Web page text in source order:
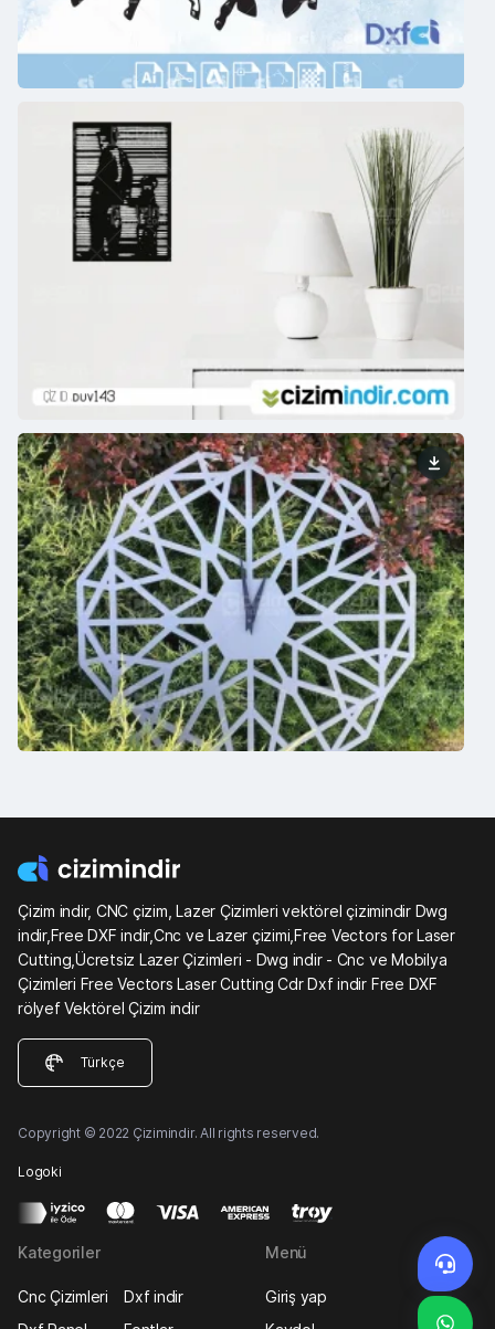
Çizim indir, CNC çizim, Lazer Çizimleri vektörel çizimindir Dwg
indir,Free DXF indir,Cnc ve Lazer çizimi,Free Vectors for Laser
Cutting,Ücretsiz Lazer Çizimleri - Dwg indir - Cnc ve Mobilya
Çizimleri Free Vectors Laser Cutting Cdr Dxf indir Free DXF
rölyef Vektörel Çizim indir
Türkçe
Copyright © 2022 Çizimindir. All rights reserved.
Logoki
Kategoriler
Cnc Çizimleri
Dxf indir
Menü
Giriş yap